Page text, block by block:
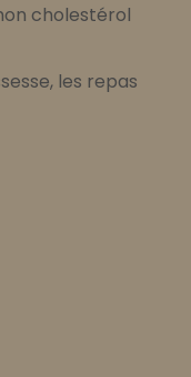
cholestérol
les repas